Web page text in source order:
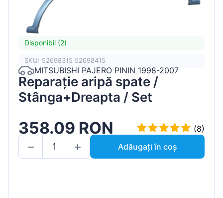
Disponibil (2)
SKU: 52698315 52698415
MITSUBISHI PAJERO PININ 1998-2007
Reparație aripă spate /
Stânga+Dreapta / Set
358.09 RON
(8)
Adăugați în coș